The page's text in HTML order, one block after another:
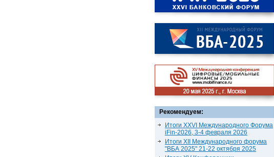
Рекомендуем:
Итоги XXVI Международного Форума
iFin-2026, 3-4 февраля 2026
Итоги XII Международного форума
"ВБА 2025" 21-22 октября 2025